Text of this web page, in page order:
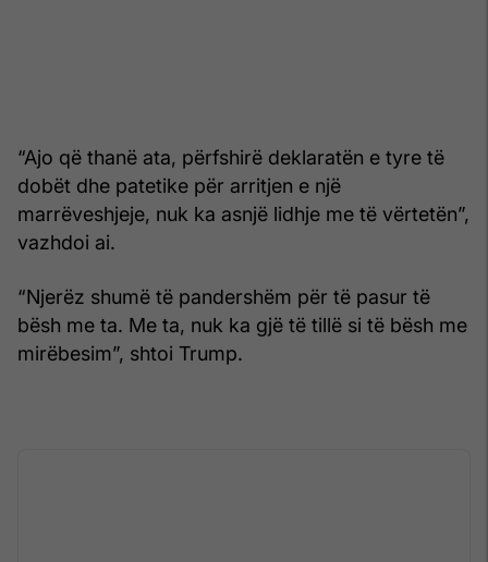
“Ajo që thanë ata, përfshirë deklaratën e tyre të
dobët dhe patetike për arritjen e një
marrëveshjeje, nuk ka asnjë lidhje me të vërtetën”,
vazhdoi ai.
“Njerëz shumë të pandershëm për të pasur të
bësh me ta. Me ta, nuk ka gjë të tillë si të bësh me
mirëbesim”, shtoi Trump.